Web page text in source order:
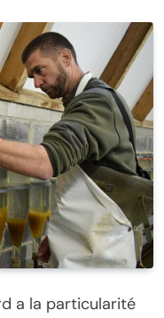
a la particularité